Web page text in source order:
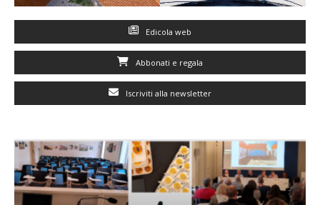
Edicola web
Abbonati e regala
Iscriviti alla newsletter